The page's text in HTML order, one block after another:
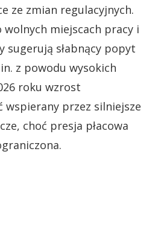
ze zmian regulacyjnych.
wolnych miejscach pracy i
sugerują słabnący popyt
z powodu wysokich
roku wzrost
wspierany przez silniejsze
choć presja płacowa